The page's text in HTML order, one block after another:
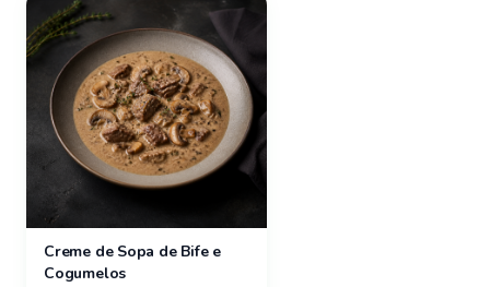
Creme de Sopa de Bife e
Cogumelos